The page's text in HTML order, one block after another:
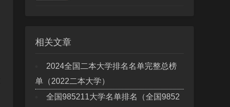
相关文章
2024全国二本大学排名名单完整总榜
单（2022二本大学）
全国985211大学名单排名（全国9852